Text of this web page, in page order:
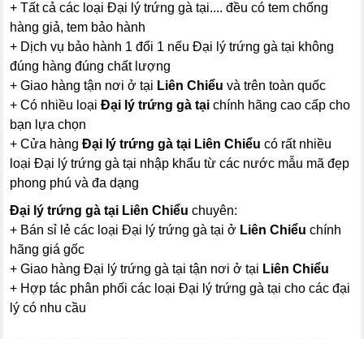
+ Tất cả các loại Đại lý trứng gà tại.... đều có tem chống
hàng giả, tem bảo hành
+ Dịch vụ bảo hành 1 đổi 1 nếu Đại lý trứng gà tại không
đúng hàng đúng chất lượng
+ Giao hàng tận nơi ở tại Liên Chiểu và trên toàn quốc
+ Có nhiều loạiĐại lý trứng gà tại chính hãng cao cấp cho
bạn lựa chọn
+ Cửa hàngĐại lý trứng gà tại Liên Chiểu có rất nhiều
loại Đại lý trứng gà tại nhập khẩu từ các nước mẫu mã đẹp
phong phú và đa dạng
Đại lý trứng gà tại Liên Chiểuchuyên:
+ Bán sỉ lẻ các loại Đại lý trứng gà tại ở Liên Chiểu chính
hãng giá gốc
+ Giao hàng Đại lý trứng gà tại tận nơi ở tại Liên Chiểu
+ Hợp tác phân phối các loại Đại lý trứng gà tại cho các đại
lý có nhu cầu